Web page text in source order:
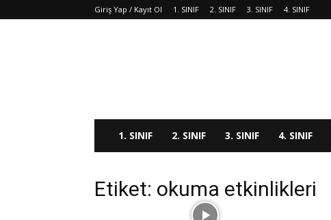
Giriş Yap / Kayıt Ol 1. SINIF 2. SINIF 3. SINIF 4. SINIF
1. SINIF 2. SINIF 3. SINIF 4. SINIF
Etiket: okuma etkinlikleri